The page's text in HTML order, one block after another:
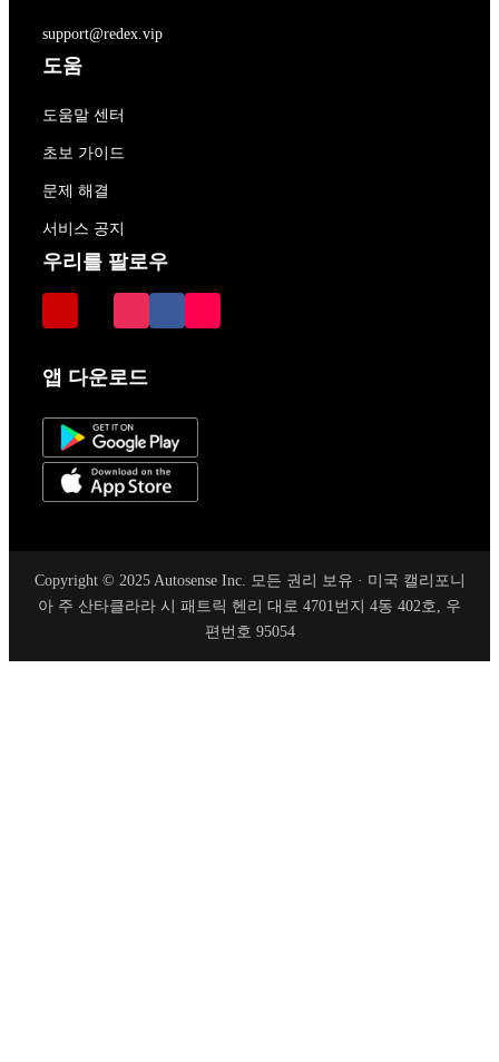
support@redex.vip
도움
도움말 센터
초보 가이드
문제 해결
서비스 공지
우리를 팔로우
앱 다운로드
Copyright © 2025 Autosense Inc. 모든 권리 보유 · 미국 캘리포니
아 주 산타클라라 시 패트릭 헨리 대로 4701번지 4동 402호, 우
편번호 95054